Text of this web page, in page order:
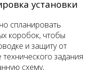
установки
спланировать
коробок, чтобы
и защиту от
задания
схему,